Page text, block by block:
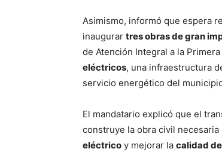
Asimismo, informó que espera
inaugurar tres obras de gran
de Atención Integral a la
eléctricos, una infraestructura
servicio energético del
El mandatario explicó que el
construye la obra civil
eléctrico y mejorar la calidad